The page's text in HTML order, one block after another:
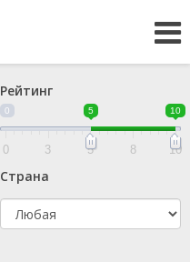
Рейтинг
0 5 10
0 3 5 8 10
Страна